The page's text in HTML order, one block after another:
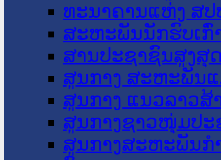
ທະນາຄານແຫ່ງ ສປ
ສະຫະພັນນັກຮົບເກົ່
ສານປະຊາຊົນສູງສຸ
ສູນກາງ ສະຫະພັນ
ສູນກາງ ແນວລາວສ້
ສູນກາງຊາວໜຸ່ມປະ
ສູນກາງສະຫະພັນກ